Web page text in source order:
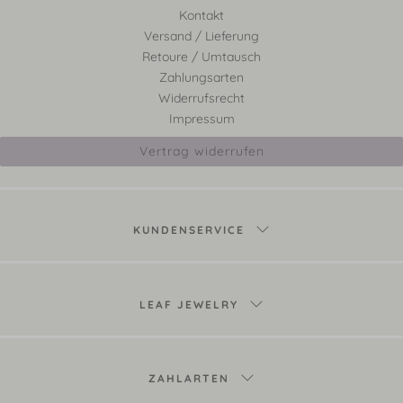
Kontakt
Versand / Lieferung
Retoure / Umtausch
Zahlungsarten
Widerrufsrecht
Impressum
Vertrag widerrufen
KUNDENSERVICE
LEAF JEWELRY
ZAHLARTEN